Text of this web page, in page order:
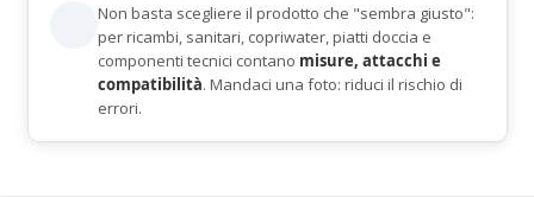
Non basta scegliere il prodotto che "sembra giusto":
per ricambi, sanitari, copriwater, piatti doccia e
componenti tecnici contano misure, attacchi e
compatibilità. Mandaci una foto: riduci il rischio di
errori.